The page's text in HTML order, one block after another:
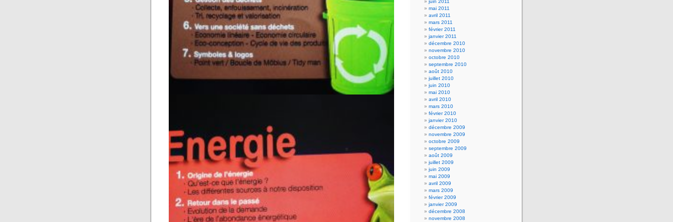
juin 2011
mai 2011
avril 2011
mars 2011
février 2011
janvier 2011
décembre 2010
novembre 2010
octobre 2010
septembre 2010
août 2010
juillet 2010
juin 2010
mai 2010
avril 2010
mars 2010
février 2010
janvier 2010
décembre 2009
novembre 2009
octobre 2009
septembre 2009
août 2009
juillet 2009
juin 2009
mai 2009
avril 2009
mars 2009
février 2009
janvier 2009
décembre 2008
novembre 2008